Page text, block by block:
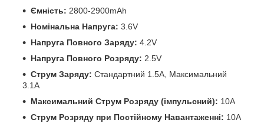
Ємність: 2800-2900mAh
Номінальна Напруга: 3.6V
Напруга Повного Заряду: 4.2V
Напруга Повного Розряду: 2.5V
Струм Заряду: Стандартний 1.5A, Максимальний
3.1A
Максимальний Струм Розряду (імпульсний): 10A
Струм Розряду при Постійному Навантаженні: 10A